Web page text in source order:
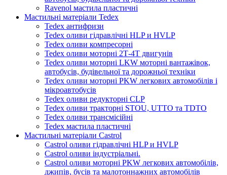
Ravenol мастила пластичні
Мастильні матеріали Tedex
Tedex антифризи
Tedex оливи гідравлічні HLP и HVLP
Tedex оливи компресорні
Tedex оливи моторні 2Т-4Т двигунів
Tedex оливи моторні LKW моторні вантажівок,
автобусів, будівельної та дорожньої техніки
Tedex оливи моторні PKW легкових автомобілів і
мікроавтобусів
Tedex оливи редукторні CLP
Tedex оливи тракторні STOU, UTTO та TDTO
Tedex оливи трансмісійні
Tedex мастила пластичні
Мастильні матеріали Castrol
Castrol оливи гідравлічні HLP и HVLP
Castrol оливи індустріальні.
Castrol оливи моторні PKW легкових автомобілів,
джипів, бусів та малотоннажних автомобілів